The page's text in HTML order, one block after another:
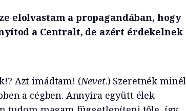
elolvastam a propagandában, hogy
a Centralt, de azért érdekelnek
Azt imádtam! (Nevet.) Szeretnék minél
a cégben. Annyira együtt élek